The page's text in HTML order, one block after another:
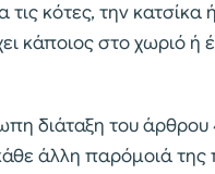
τις κότες, την κατσίκα
κάποιος στο χωριό ή
διάταξη του άρθρου
άλλη παρόμοιά της